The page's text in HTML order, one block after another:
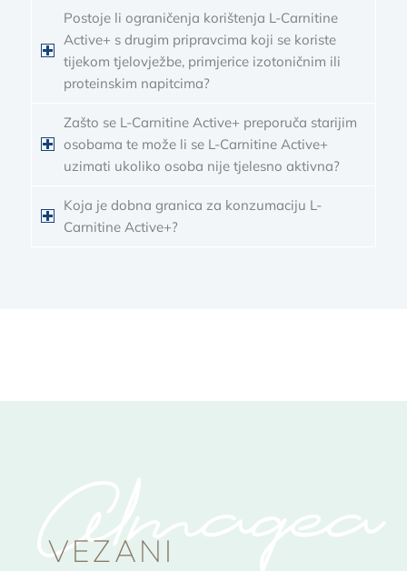
Postoje li ograničenja korištenja L-Carnitine
Active+ s drugim pripravcima koji se koriste
tijekom tjelovježbe, primjerice izotoničnim ili
proteinskim napitcima?
Zašto se L-Carnitine Active+ preporuča starijim
osobama te može li se L-Carnitine Active+
uzimati ukoliko osoba nije tjelesno aktivna?
Koja je dobna granica za konzumaciju L-
Carnitine Active+?
Almagea
VEZANI